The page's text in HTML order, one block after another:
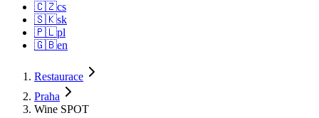
🇨🇿cs
🇸🇰sk
🇵🇱pl
🇬🇧en
Restaurace
Praha
Wine SPOT